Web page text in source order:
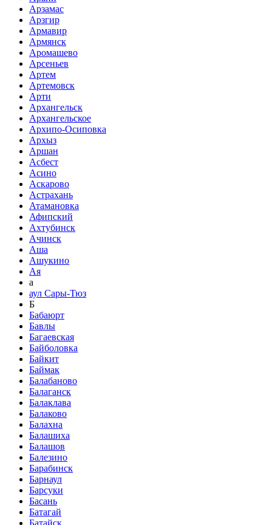
Арзамас
Арзгир
Армавир
Армянск
Аромашево
Арсеньев
Артем
Артемовск
Арти
Архангельск
Архангельское
Архипо-Осиповка
Архыз
Аршан
Асбест
Асино
Аскарово
Астрахань
Атамановка
Афипский
Ахтубинск
Ачинск
Аша
Ашукино
Ая
а
аул Сары-Тюз
Б
Бабаюрт
Бавлы
Багаевская
Байболовка
Байкит
Баймак
Балабаново
Балаганск
Балаклава
Балаково
Балахна
Балашиха
Балашов
Балезино
Барабинск
Барнаул
Барсуки
Басань
Батагай
Батайск